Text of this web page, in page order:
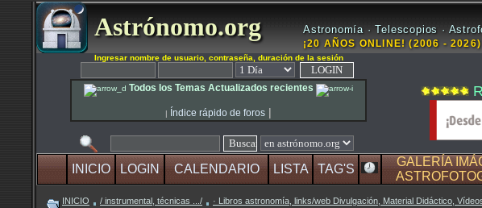
Astrónomo.org Astronomía · Telescopios ·
¡20 AÑOS ONLINE! (2006 - 2026)
Ingresar nombre de usuario, contraseña, duración de la sesión
Todos los Temas Actualizados recientes
| Índice rápido de foros |
INICIO LOGIN CALENDARIO LISTA TAG'S
GALERÍA
INICIO / instrumental, técnicas .../ · Libros astronomía, links/web Divulgación, Material Didáctico,